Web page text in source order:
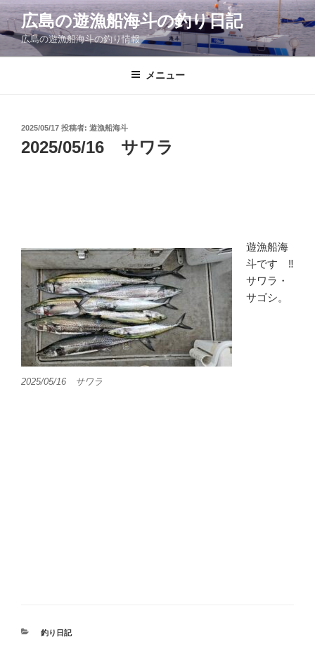
コ
ン
ン
広島の遊漁船海斗の釣り日記
広島の遊漁船海斗の釣り情報
メニュー
投
稿
日:
2025/05/17 投稿者: 遊漁船海斗
2025/05/16 サワラ
2025/05/16 サワラ
遊漁船海
斗です ‼
サワラ・
サゴシ。
カ
釣り日記